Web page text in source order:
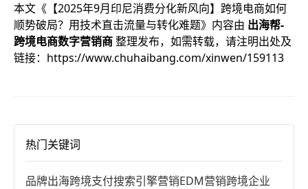
本文《 【2025年9月印尼消费分化新风向】跨境电商如何
顺势破局？用技术直击流量与转化难题》内容由 出海帮-
跨境电商数字营销商整理发布，如需转载，请注明出处及
链接： https://www.chuhaibang.com/xinwen/159113
热门关键词
品牌出海跨境支付搜索引擎营销EDM营销跨境企业